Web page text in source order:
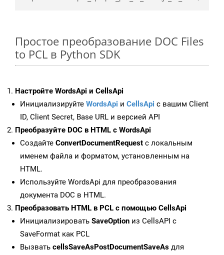
Простое преобразование DOC Files
to PCL в Python SDK
Настройте WordsApi и CellsApi
Инициализируйте WordsApi и CellsApi с вашим Client
ID, Client Secret, Base URL и версией API
Преобразуйте DOC в HTML с WordsApi
Создайте ConvertDocumentRequest с локальным
именем файла и форматом, установленным на
HTML.
Используйте WordsApi для преобразования
документа DOC в HTML.
Преобразовать HTML в PCL с помощью CellsApi
Инициализировать SaveOption из CellsAPI с
SaveFormat как PCL
Вызвать cellsSaveAsPostDocumentSaveAs для